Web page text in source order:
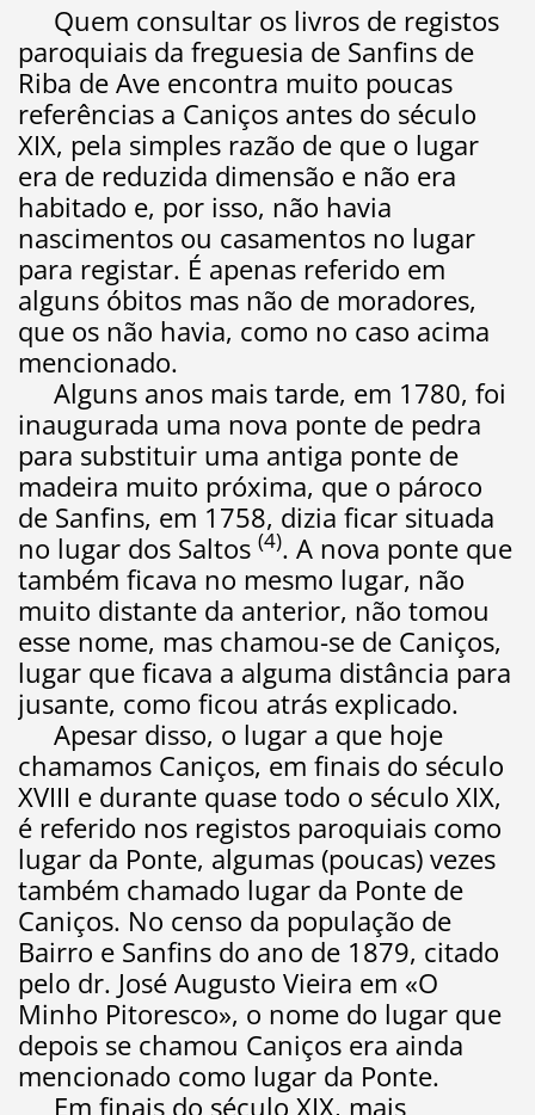
Quem consultar os livros de registos
paroquiais da freguesia de Sanfins de
Riba de Ave encontra muito poucas
referências a Caniços antes do século
XIX, pela simples razão de que o lugar
era de reduzida dimensão e não era
habitado e, por isso, não havia
nascimentos ou casamentos no lugar
para registar. É apenas referido em
alguns óbitos mas não de moradores,
que os não havia, como no caso acima
mencionado.
Alguns anos mais tarde, em 1780, foi
inaugurada uma nova ponte de pedra
para substituir uma antiga ponte de
madeira muito próxima, que o pároco
de Sanfins, em 1758, dizia ficar situada
no lugar dos Saltos (4). A nova ponte que
também ficava no mesmo lugar, não
muito distante da anterior, não tomou
esse nome, mas chamou-se de Caniços,
lugar que ficava a alguma distância para
jusante, como ficou atrás explicado.
Apesar disso, o lugar a que hoje
chamamos Caniços, em finais do século
XVIII e durante quase todo o século XIX,
é referido nos registos paroquiais como
lugar da Ponte, algumas (poucas) vezes
também chamado lugar da Ponte de
Caniços. No censo da população de
Bairro e Sanfins do ano de 1879, citado
pelo dr. José Augusto Vieira em «O
Minho Pitoresco», o nome do lugar que
depois se chamou Caniços era ainda
mencionado como lugar da Ponte.
Em finais do século XIX, mais